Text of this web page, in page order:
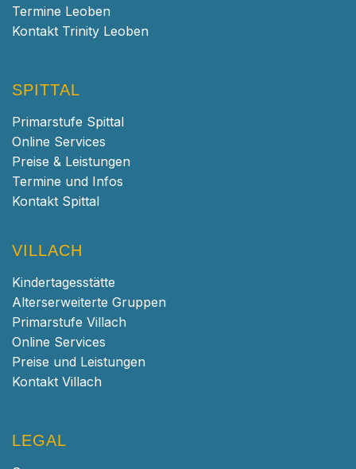
Termine Leoben
Kontakt Trinity Leoben
SPITTAL
Primarstufe Spittal
Online Services
Preise & Leistungen
Termine und Infos
Kontakt Spittal
VILLACH
Kindertagesstätte
Alterserweiterte Gruppen
Primarstufe Villach
Online Services
Preise und Leistungen
Kontakt Villach
LEGAL